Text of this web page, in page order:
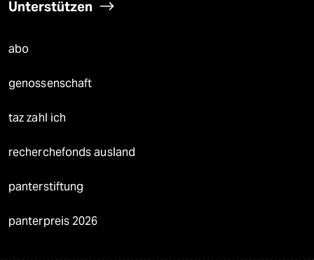
Unterstützen
abo
genossenschaft
taz zahl ich
recherchefonds ausland
panterstiftung
panterpreis 2026